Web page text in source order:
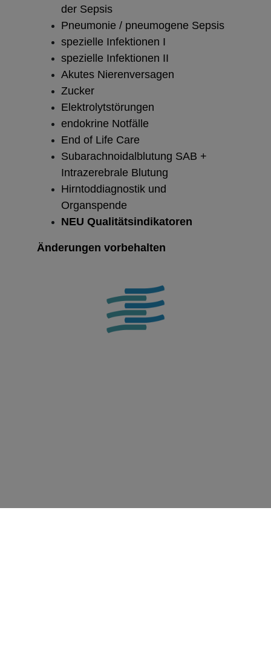
der Sepsis
Pneumonie / pneumogene Sepsis
spezielle Infektionen I
spezielle Infektionen II
Akutes Nierenversagen
Zucker
Elektrolytstörungen
endokrine Notfälle
End of Life Care
Subarachnoidalblutung SAB +
Intrazerebrale Blutung
Hirntoddiagnostik und
Organspende
NEU Qualitätsindikatoren
Änderungen vorbehalten